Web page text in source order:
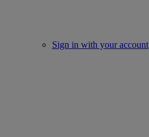
Sign in with your account